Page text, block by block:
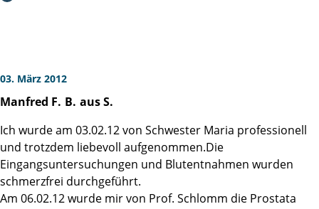
Manfred H
03. März 2012
Manfred F. B. aus S.
Ich wurde am 03.02.12 von Schwester Maria professionell
und trotzdem liebevoll aufgenommen.Die
Eingangsuntersuchungen und Blutentnahmen wurden
schmerzfrei durchgeführt.
Am 06.02.12 wurde mir von Prof. Schlomm die Prostata